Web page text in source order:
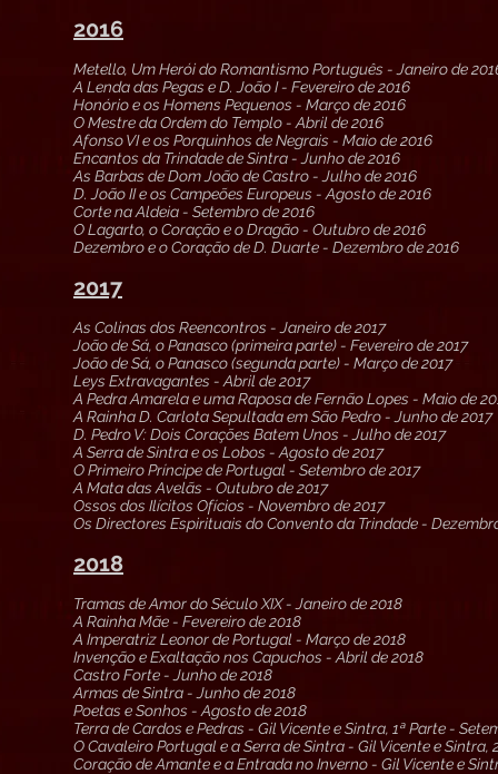
2016
Metello, Um Herói do Romantismo Português - Janeiro de
A Lenda das Pegas e D. João I - Fevereiro de 2016
Honório e os Homens Pequenos - Março de 2016
O Mestre da Ordem do Templo - Abril de 2016
Afonso VI e os Porquinhos de Negrais - Maio de 2016
Encantos da Trindade de Sintra - Junho de 2016
As Barbas de Dom João de Castro - Julho de 2016
D. João II e os Campeões Europeus - Agosto de 2016
Corte na Aldeia - Setembro de 2016
O Lagarto, o Coração e o Dragão - Outubro de 2016
Dezembro e o Coração de D. Duarte - Dezembro de 2016
2017
As Colinas dos Reencontros - Janeiro de 2017
João de Sá, o Panasco (primeira parte) - Fevereiro de 2017
João de Sá, o Panasco (segunda parte) - Março de 2017
Leys Extravagantes - Abril de 2017
A Pedra Amarela e uma Raposa de Fernão Lopes - Maio de
A Rainha D. Carlota Sepultada em São Pedro - Junho de 2017
D. Pedro V: Dois Corações Batem Unos - Julho de 2017
A Serra de Sintra e os Lobos - Agosto de 2017
O Primeiro Príncipe de Portugal - Setembro de 2017
A Mata das Avelãs - Outubro de 2017
Ossos dos Ilícitos Ofícios - Novembro de 2017
Os Directores Espirituais do Convento da Trindade -
2018
Tramas de Amor do Século XIX - Janeiro de 2018
A Rainha Mãe - Fevereiro de 2018
A Imperatriz Leonor de Portugal - Março de 2018
Invenção e Exaltação nos Capuchos - Abril de 2018
Castro Forte - Junho de 2018
Armas de Sintra - Junho de 2018
Poetas e Sonhos - Agosto de 2018
Terra de Cardos e Pedras - Gil Vicente e Sintra, 1ª Parte -
O Cavaleiro Portugal e a Serra de Sintra - Gil Vicente e Sintra,
Coração de Amante e a Entrada no Inverno - Gil Vicente e